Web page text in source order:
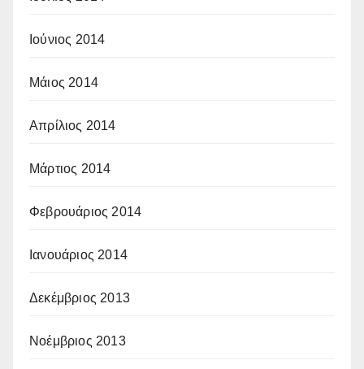
Ιούνιος 2014
Μάιος 2014
Απρίλιος 2014
Μάρτιος 2014
Φεβρουάριος 2014
Ιανουάριος 2014
Δεκέμβριος 2013
Νοέμβριος 2013